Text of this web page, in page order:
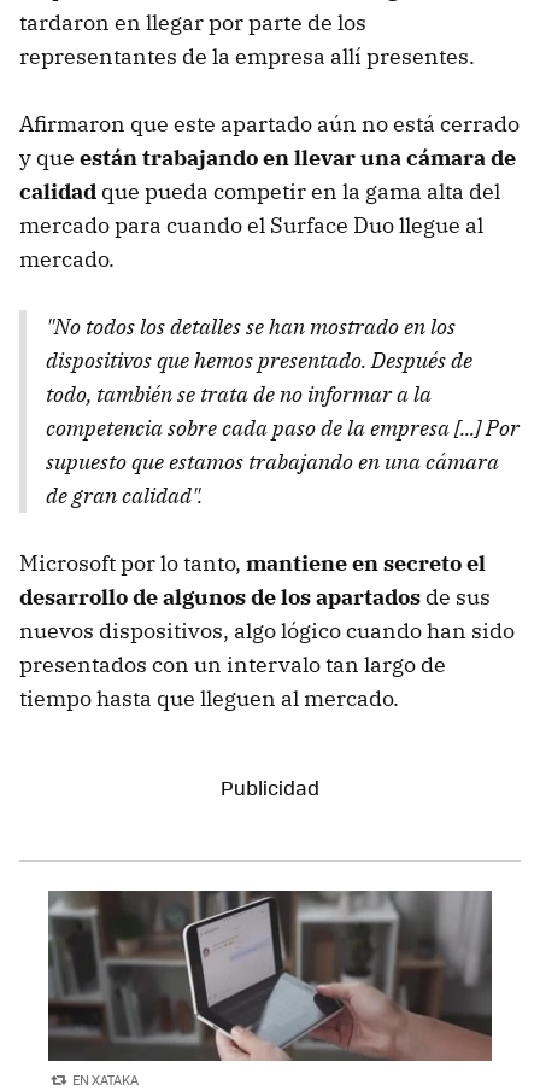
tardaron en llegar por parte de los
representantes de la empresa allí presentes.
Afirmaron que este apartado aún no está cerrado
y que están trabajando en llevar una cámara de
calidad que pueda competir en la gama alta del
mercado para cuando el Surface Duo llegue al
mercado.
"No todos los detalles se han mostrado en los
dispositivos que hemos presentado. Después de
todo, también se trata de no informar a la
competencia sobre cada paso de la empresa [...] Por
supuesto que estamos trabajando en una cámara
de gran calidad".
Microsoft por lo tanto, mantiene en secreto el
desarrollo de algunos de los apartados de sus
nuevos dispositivos, algo lógico cuando han sido
presentados con un intervalo tan largo de
tiempo hasta que lleguen al mercado.
EN XATAKA